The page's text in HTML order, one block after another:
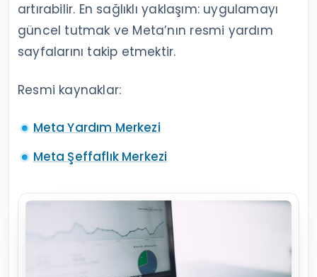
artırabilir. En sağlıklı yaklaşım: uygulamayı
güncel tutmak ve Meta’nın resmi yardım
sayfalarını takip etmektir.
Resmi kaynaklar:
Meta Yardım Merkezi
Meta Şeffaflık Merkezi